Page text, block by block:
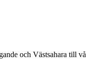
och Västsahara till